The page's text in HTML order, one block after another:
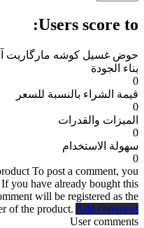
Users score to:
حوض غسیل کوشه مارگاریت
بناء الجودة
0
قيمة الشراء بالنسبة للسعر
0
الميزات والقدرات
0
سهولة الاستخدام
0
To post a comment, you
you have already bought this
will be registered as the
of the product. Add comment
User comments